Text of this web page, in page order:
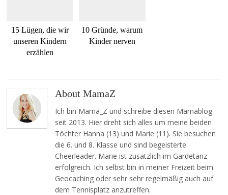
15 Lügen, die wir
unseren Kindern
erzählen
10 Gründe, warum
Kinder nerven
About MamaZ
Ich bin Mama_Z und schreibe diesen Mamablog
seit 2013. Hier dreht sich alles um meine beiden
Töchter Hanna (13) und Marie (11). Sie besuchen
die 6. und 8. Klasse und sind begeisterte
Cheerleader. Marie ist zusätzlich im Gardetanz
erfolgreich. Ich selbst bin in meiner Freizeit beim
Geocaching oder sehr sehr regelmäßig auch auf
dem Tennisplatz anzutreffen.